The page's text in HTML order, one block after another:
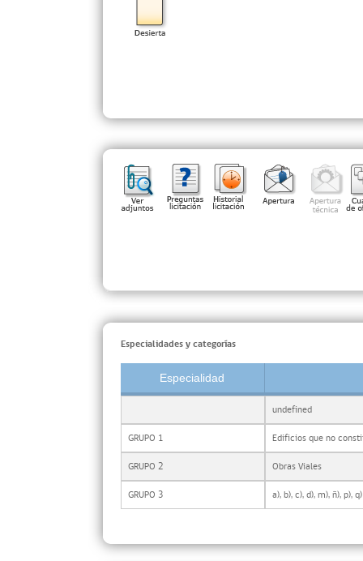
Especialidades y categorías
Especialidad
undefined
GRUPO 1 Edificios que no
GRUPO 2 Obras Viales
GRUPO 3 a), b), c), d), m), ñ), p),